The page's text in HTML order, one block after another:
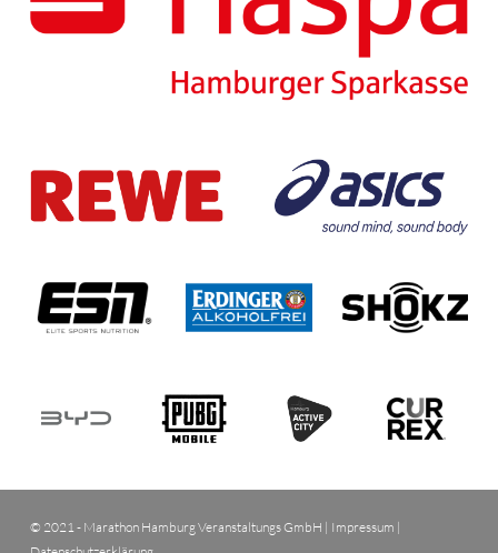
© 2021 - Marathon Hamburg Veranstaltungs GmbH | Impressum |